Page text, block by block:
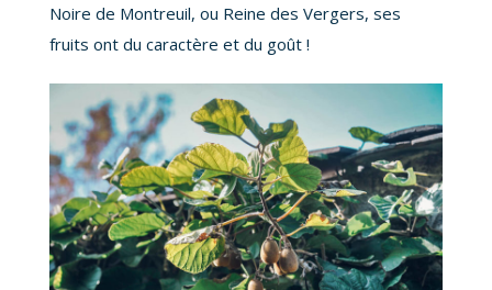
Noire de Montreuil, ou Reine des Vergers, ses
fruits ont du caractère et du goût !